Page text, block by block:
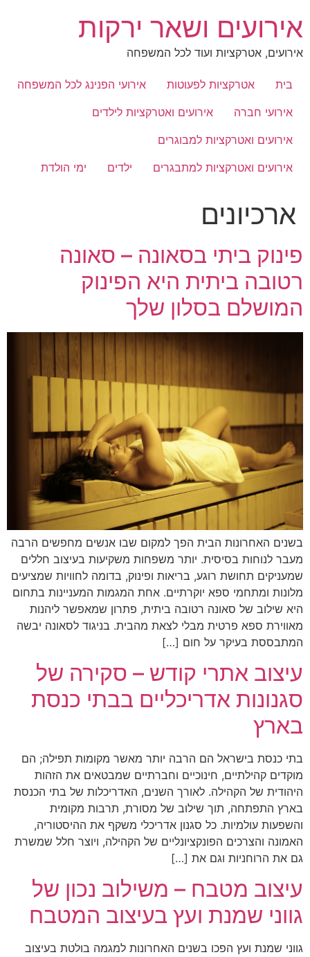
לתוכן
אירועים ושאר ירקות
אירועים, אטרקציות ועוד לכל המשפחה
בית אטרקציות לפעוטות
אירועי הפנינג לכל המשפחה
אירועי חברה
אירועים ואטרקציות לילדים
אירועים ואטרקציות למבוגרים
אירועים ואטרקציות למתבגרים
ילדים ימי הולדת
ארכיונים
פינוק ביתי בסאונה – סאונה
רטובה ביתית היא הפינוק
המושלם בסלון שלך
בשנים האחרונות הבית הפך למקום שבו אנשים מחפשים הרבה
מעבר לנוחות בסיסית. יותר משפחות משקיעות בעיצוב חללים
שמעניקים תחושת רוגע, בריאות ופינוק, בדומה לחוויות שמציעים
מלונות ומתחמי ספא יוקרתיים. אחת המגמות המעניינות בתחום
היא שילוב של סאונה רטובה ביתית, פתרון שמאפשר ליהנות
מאווירת ספא פרטית מבלי לצאת מהבית. בניגוד לסאונה יבשה
המתבססת בעיקר על חום […]
עיצוב אתרי קודש – סקירה של
סגנונות אדריכליים בבתי כנסת
בארץ
בתי כנסת בישראל הם הרבה יותר מאשר מקומות תפילה; הם
מוקדים קהילתיים, חינוכיים וחברתיים שמבטאים את הזהות
היהודית של הקהילה. לאורך השנים, האדריכלות של בתי הכנסת
בארץ התפתחה, תוך שילוב של מסורת, תרבות מקומית
והשפעות עולמיות. כל סגנון אדריכלי משקף את ההיסטוריה,
האמונה והצרכים הפונקציונליים של הקהילה, ויוצר חלל שמשרת
גם את הרוחניות וגם את […]
עיצוב מטבח – משילוב נכון של
גווני שמנת ועץ בעיצוב המטבח
גווני שמנת ועץ הפכו בשנים האחרונות למגמה בולטת בעיצוב